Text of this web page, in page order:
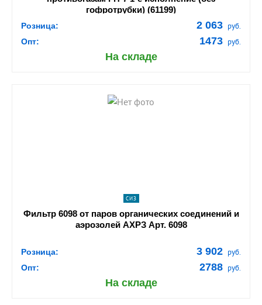
гофротрубки) (61199)
Розница: 2 063 руб.
Опт: 1473 руб.
На складе
shopping_cart В КОРЗИНУ
СИЗ
Фильтр 6098 от паров органических соединений и
аэрозолей АХРЗ Арт. 6098
Розница: 3 902 руб.
Опт: 2788 руб.
На складе